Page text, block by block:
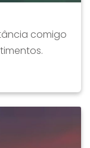
comigo